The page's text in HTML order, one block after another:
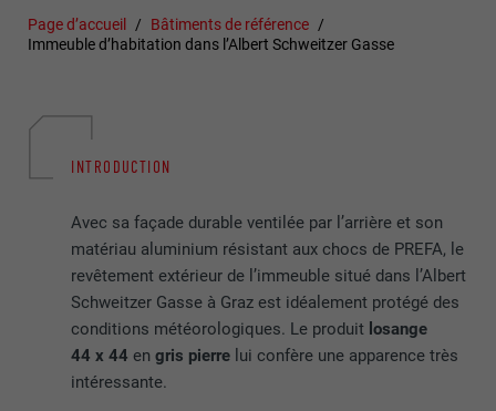
Page d’accueil
Bâtiments de référence
Immeuble d’habitation dans l’Albert Schweitzer Gasse
INTRODUCTION
Avec sa façade durable ventilée par l’arrière et son
matériau aluminium résistant aux chocs de PREFA, le
revêtement extérieur de l’immeuble situé dans l’Albert
Schweitzer Gasse à Graz est idéalement protégé des
conditions météorologiques. Le produit losange
44 x 44 engris pierre lui confère une apparence très
intéressante.